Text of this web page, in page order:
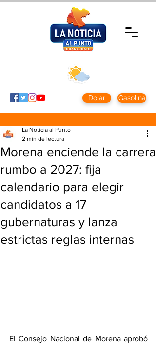
Dolar Gasolina
Morena enciende la carrera
rumbo a 2027: fija
calendario para elegir
candidatos a 17
gubernaturas y lanza
estrictas reglas internas
La Noticia al Punto
2 min de lectura
El Consejo Nacional de Morena aprobó